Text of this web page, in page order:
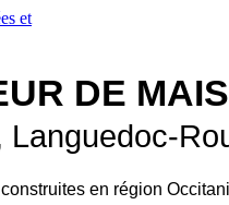
DE
construites en région